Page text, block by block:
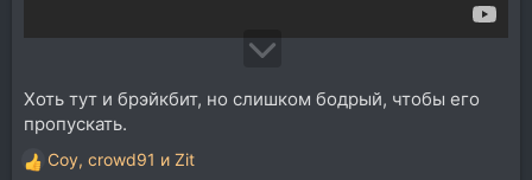
Хоть тут и брэйкбит, но слишком бодрый, чтобы его
пропускать.
Р
Coy, crowd91 и Zit